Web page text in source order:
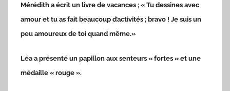
Mérédith a écrit un livre de vacances ; « Tu dessines avec
amour et tu as fait beaucoup d’activités ; bravo ! Je suis un
peu amoureux de toi quand même.»
Léa a présenté un papillon aux senteurs « fortes » et une
médaille « rouge ».